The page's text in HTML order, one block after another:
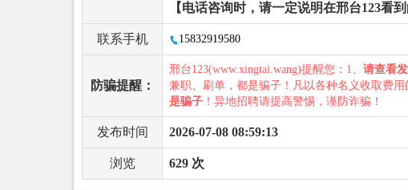
【电话咨询时，请一定说明在邢台123看到
联系手机 15832919580
防骗提醒：
邢台123(www.xingtai.wang)提醒您：1、 请查看
兼职、刷单，都是骗子！凡以各种名义收取费用
是骗子 ！异地招聘请提高警惕，谨防诈骗！
发布时间 2026-07-08 08:59:13
浏览 629 次